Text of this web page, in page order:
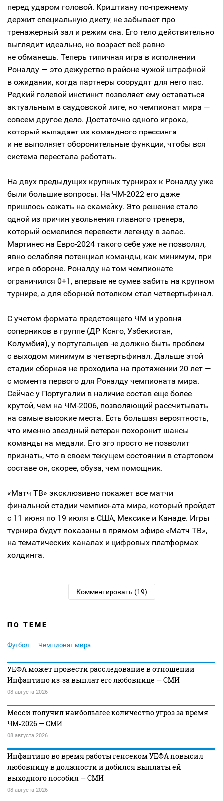
перед ударом головой. Криштиану по-прежнему
держит специальную диету, не забывает про
тренажерный зал и режим сна. Его тело действительно
выглядит идеально, но возраст всё равно
не обманешь. Теперь типичная игра в исполнении
Роналду — это дежурство в районе чужой штрафной
в ожидании, когда партнеры соорудят для него пас.
Редкий голевой инстинкт позволяет ему оставаться
актуальным в саудовской лиге, но чемпионат мира —
совсем другое дело. Достаточно одного игрока,
который выпадает из командного прессинга
и не выполняет оборонительные функции, чтобы вся
система перестала работать.
На двух предыдущих крупных турнирах к Роналду уже
были большие вопросы. На ЧМ-2022 его даже
пришлось сажать на скамейку. Это решение стало
одной из причин увольнения главного тренера,
который осмелился перевести легенду в запас.
Мартинес на Евро-2024 такого себе уже не позволял,
явно ослабляя потенциал команды, как минимум, при
игре в обороне. Роналду на том чемпионате
ограничился 0+1, впервые не сумев забить на крупном
турнире, а для сборной потолком стал четвертьфинал.
С учетом формата предстоящего ЧМ и уровня
соперников в группе (ДР Конго, Узбекистан,
Колумбия), у португальцев не должно быть проблем
с выходом минимум в четвертьфинал. Дальше этой
стадии сборная не проходила на протяжении 20 лет —
с момента первого для Роналду чемпионата мира.
Сейчас у Португалии в наличие состав еще более
крутой, чем на ЧМ-2006, позволяющий рассчитывать
на самые высокие места. Есть большая вероятность,
что именно звездный ветеран похоронит шансы
команды на медали. Его эго просто не позволит
признать, что в своем текущем состоянии в стартовом
составе он, скорее, обуза, чем помощник.
«Матч ТВ» эксклюзивно покажет все матчи
финальной стадии чемпионата мира, который пройдет
c 11 июня по 19 июля в США, Мексике и Канаде. Игры
турнира будут показаны в прямом эфире «Матч ТВ»,
на тематических каналах и цифровых платформах
холдинга.
Комментировать (19)
ПО ТЕМЕ
Футбол Чемпионат мира
УЕФА может провести расследование в отношении
Инфантино из‑за выплат его любовнице — СМИ
08 августа 2026
Месси получил наибольшее количество угроз за время
ЧМ‑2026 — СМИ
08 августа 2026
Инфантино во время работы генсеком УЕФА повысил
любовницу в должности и добился выплаты ей
выходного пособия — СМИ
08 августа 2026